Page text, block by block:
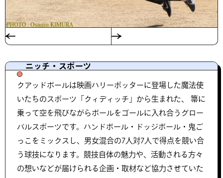
ニッチ・スポーツ
クアッドボールは映画ハリーポッターに登場した魔法使
いたちのスポーツ「クィディッチ」から生まれた、 箒に
乗って空を飛びながらボールをゴールに入れ合うグロー
バルスポーツです。ハンドボール・ドッジボール・鬼ご
っこをミックスし、男女混合の7人対7人で得点を競い合
う球技になります。競技自体の魅力や、活動される方々
の想いなどが届けられる企画・取材など協力させていた